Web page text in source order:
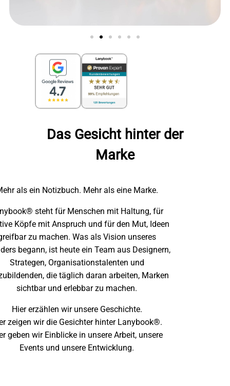
Das Gesicht hinter der
Marke
als ein Notizbuch. Mehr als eine Marke.
steht für Menschen mit Haltung, für
Köpfe mit Anspruch und für den Mut, Ideen
zu machen. Was als Vision unseres
begann, ist heute ein Team aus Designern,
Strategen, Organisationstalenten und
die täglich daran arbeiten, Marken
sichtbar und erlebbar zu machen.
Hier erzählen wir unsere Geschichte.
zeigen wir die Gesichter hinter Lanybook®.
geben wir Einblicke in unsere Arbeit, unsere
Events und unsere Entwicklung.